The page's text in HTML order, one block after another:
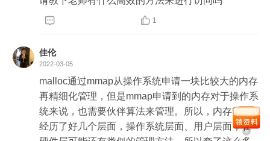
  1
佳伦
2022-03-05
malloc通过mmap从操作系统申请一块比较大的内存
再精细化管理，但是mmap申请到的内存对于操作系
统来说，也需要伙伴算法来管理。所以，内存管理
经历了好几个层面，操作系统层面、用户层面，在